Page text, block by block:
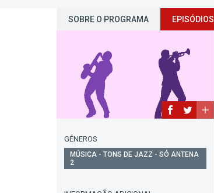
SOBRE O PROGRAMA EPISÓDIOS
GÉNEROS
MÚSICA - TONS DE JAZZ - SÓ ANTENA
2